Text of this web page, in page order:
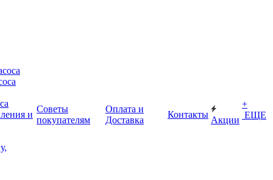
и
Советы
покупателям
Оплата и
Доставка
Контакты
Акции
+
ЕЩЕ